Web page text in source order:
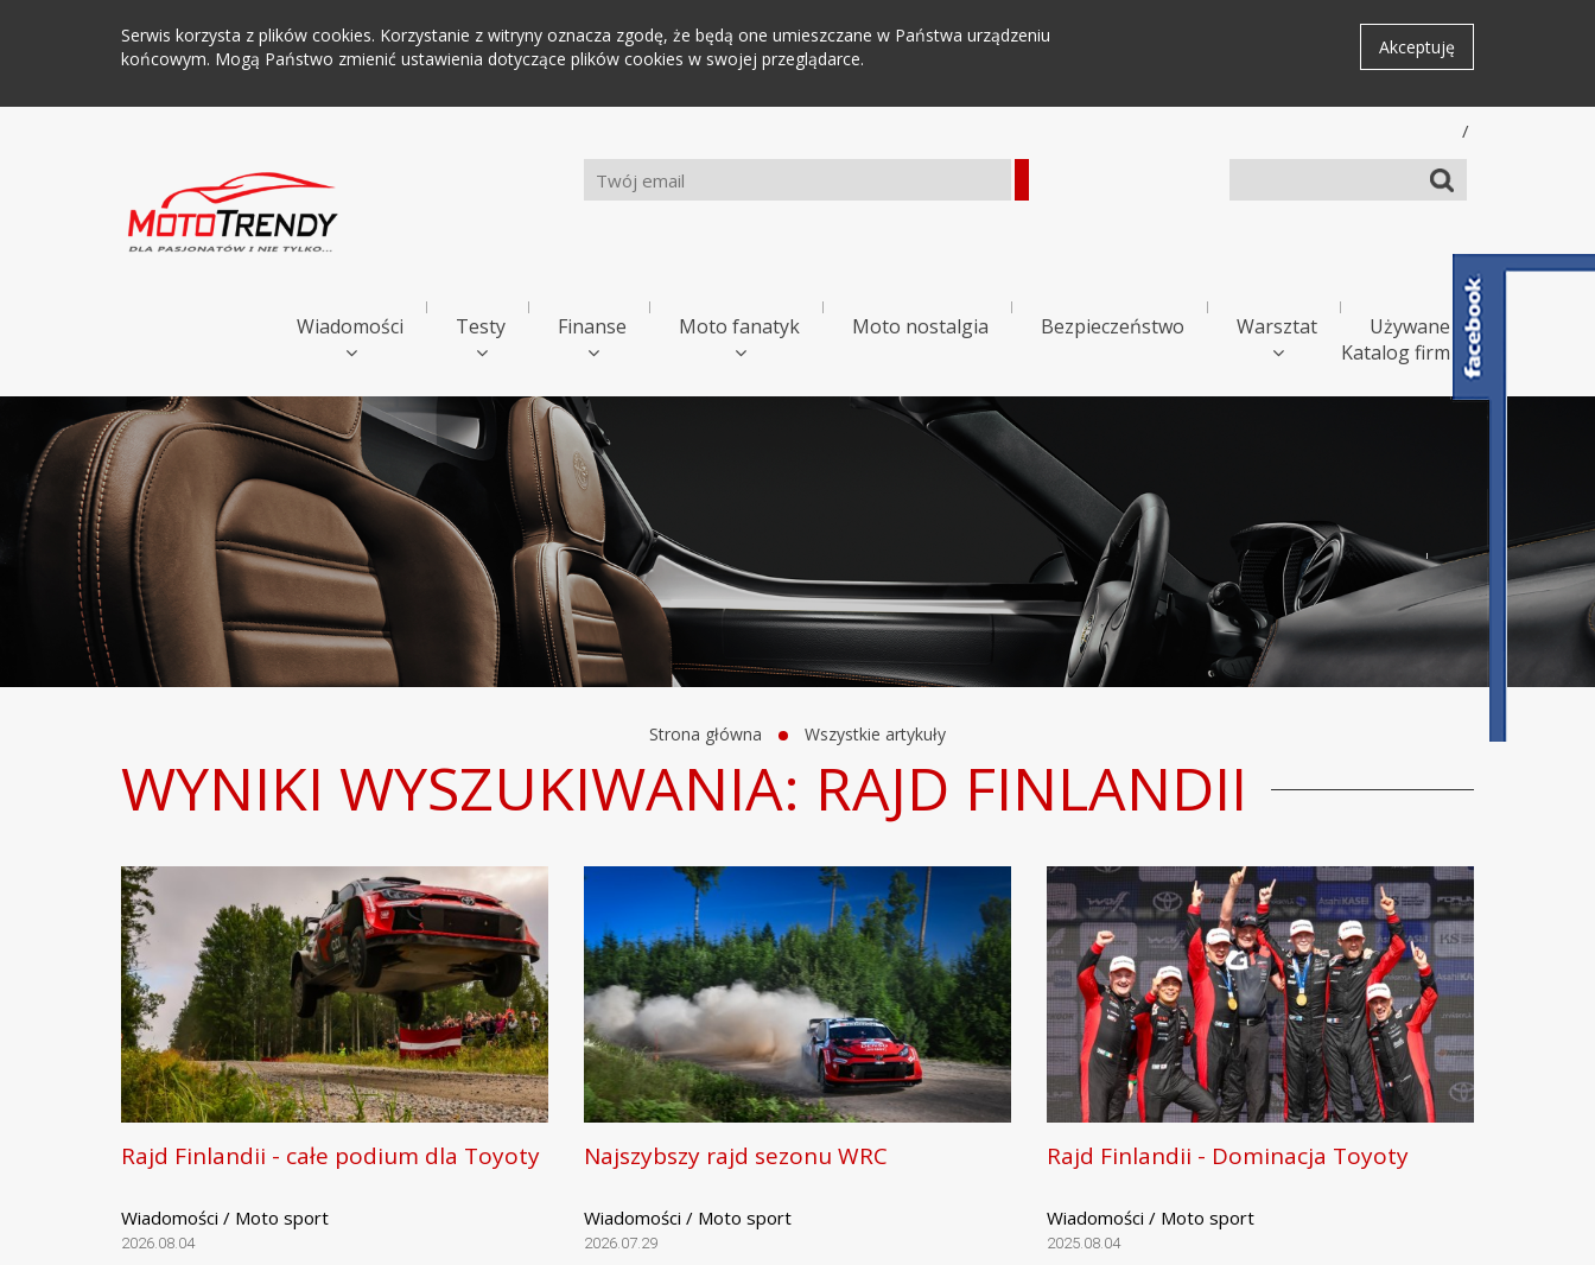
Serwis korzysta z plików cookies. Korzystanie z witryny oznacza zgodę, że będą one umieszczane w Państwa urządzeniu
końcowym. Mogą Państwo zmienić ustawienia dotyczące plików cookies w swojej przeglądarce.
Akceptuję
/
Wiadomości Testy Finanse Moto fanatyk Moto nostalgia Bezpieczeństwo Warsztat
Używane
Katalog firm
Strona główna Wszystkie artykuły
WYNIKI WYSZUKIWANIA: RAJD FINLANDII
Rajd Finlandii - całe podium dla Toyoty
Wiadomości / Moto sport
2026.08.04
Najszybszy rajd sezonu WRC
Wiadomości / Moto sport
2026.07.29
Rajd Finlandii - Dominacja Toyoty
Wiadomości / Moto sport
2025.08.04